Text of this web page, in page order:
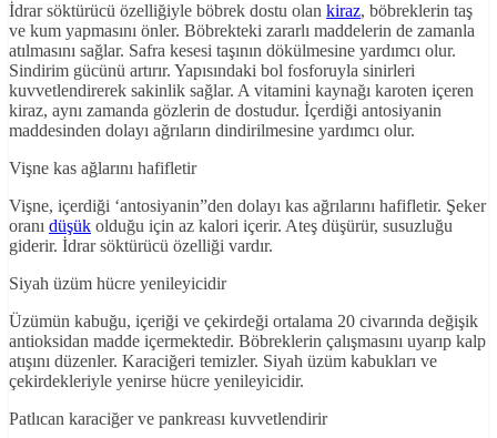
İdrar söktürücü özelliğiyle böbrek dostu olan kiraz, böbreklerin taş
ve kum yapmasını önler. Böbrekteki zararlı maddelerin de zamanla
atılmasını sağlar. Safra kesesi taşının dökülmesine yardımcı olur.
Sindirim gücünü artırır. Yapısındaki bol fosforuyla sinirleri
kuvvetlendirerek sakinlik sağlar. A vitamini kaynağı karoten içeren
kiraz, aynı zamanda gözlerin de dostudur. İçerdiği antosiyanin
maddesinden dolayı ağrıların dindirilmesine yardımcı olur.
Vişne kas ağlarını hafifletir
Vişne, içerdiği ‘antosiyanin”den dolayı kas ağrılarını hafifletir. Şeker
oranı düşük olduğu için az kalori içerir. Ateş düşürür, susuzluğu
giderir. İdrar söktürücü özelliği vardır.
Siyah üzüm hücre yenileyicidir
Üzümün kabuğu, içeriği ve çekirdeği ortalama 20 civarında değişik
antioksidan madde içermektedir. Böbreklerin çalışmasını uyarıp kalp
atışını düzenler. Karaciğeri temizler. Siyah üzüm kabukları ve
çekirdekleriyle yenirse hücre yenileyicidir.
Patlıcan karaciğer ve pankreası kuvvetlendirir